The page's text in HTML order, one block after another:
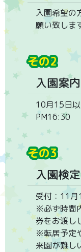
入園希望の
願い致しま
その2
入園案
10月15日
PM16:30
その3
入園検定
受付：11
※必ず時間
券をお渡し
※転居予定
来園が難し